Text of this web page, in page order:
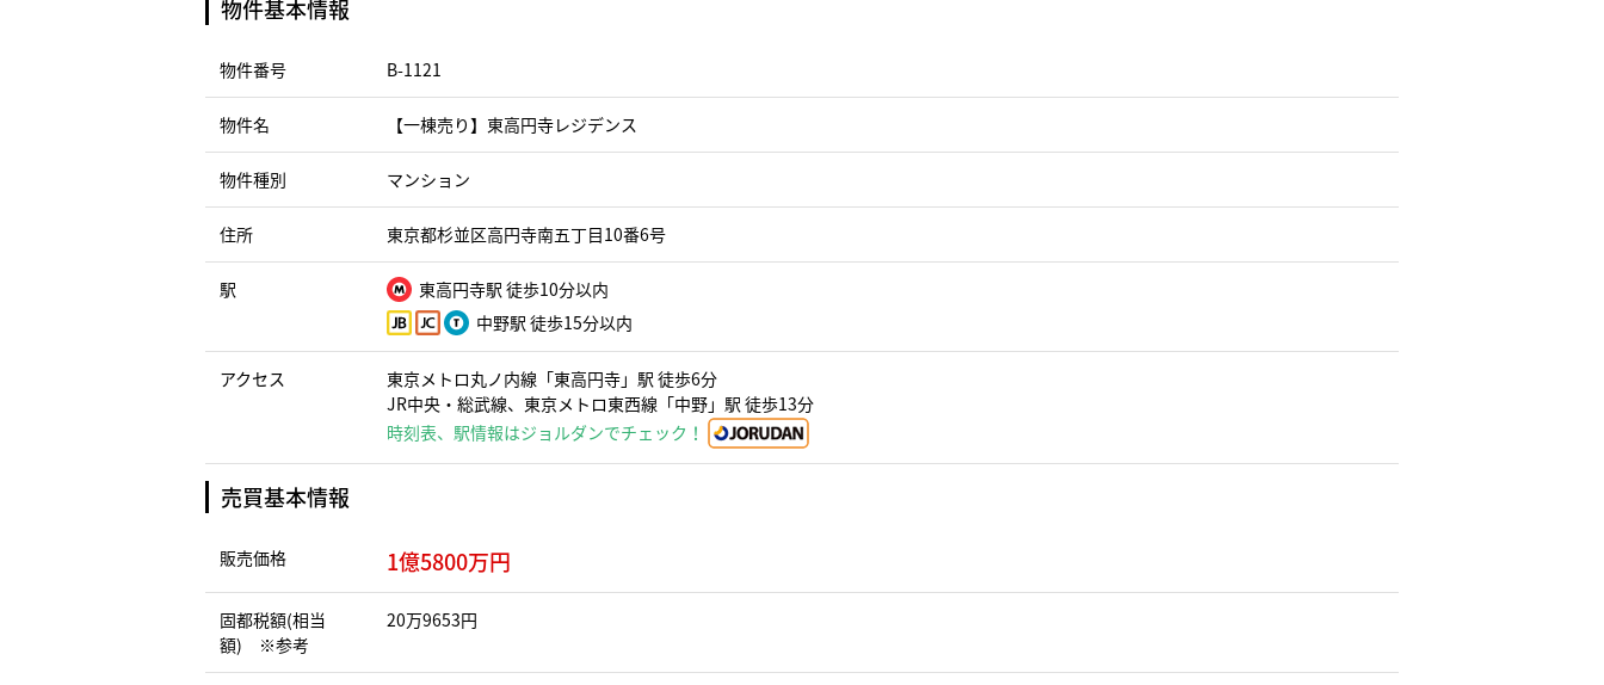
物件基本情報
物件番号 B-1121
物件名 【一棟売り】東高円寺レジデンス
物件種別 マンション
住所 東京都杉並区高円寺南五丁目10番6号
駅
東高円寺駅 徒歩10分以内
中野駅 徒歩15分以内
アクセス
東京メトロ丸ノ内線「東高円寺」駅 徒歩6分
JR中央・総武線、東京メトロ東西線「中野」駅 徒歩13分
時刻表、駅情報はジョルダンでチェック！
売買基本情報
販売価格 1億5800万円
固都税額(相当
額) ※参考
20万9653円